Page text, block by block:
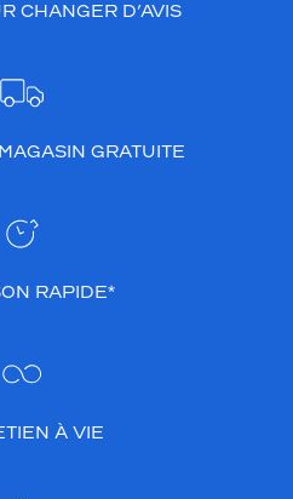
CHANGER D’AVIS
GRATUITE
RAPIDE*
À VIE